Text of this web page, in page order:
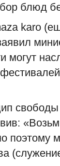
блюд
karo
могут
поэтому